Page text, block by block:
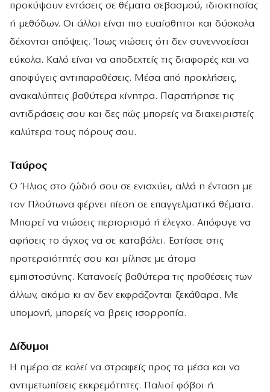
προκύψουν εντάσεις σε θέματα σεβασμού, ιδιοκτησίας
ή μεθόδων. Οι άλλοι είναι πιο ευαίσθητοι και δύσκολα
δέχονται απόψεις. Ίσως νιώσεις ότι δεν συνεννοείσαι
εύκολα. Καλό είναι να αποδεχτείς τις διαφορές και να
αποφύγεις αντιπαραθέσεις. Μέσα από προκλήσεις,
ανακαλύπτεις βαθύτερα κίνητρα. Παρατήρησε τις
αντιδράσεις σου και δες πώς μπορείς να διαχειριστείς
καλύτερα τους πόρους σου.
Ταύρος
Ο Ήλιος στο ζώδιό σου σε ενισχύει, αλλά η ένταση με
τον Πλούτωνα φέρνει πίεση σε επαγγελματικά θέματα.
Μπορεί να νιώσεις περιορισμό ή έλεγχο. Απόφυγε να
αφήσεις το άγχος να σε καταβάλει. Εστίασε στις
προτεραιότητές σου και μίλησε με άτομα
εμπιστοσύνης. Κατανοείς βαθύτερα τις προθέσεις των
άλλων, ακόμα κι αν δεν εκφράζονται ξεκάθαρα. Με
υπομονή, μπορείς να βρεις ισορροπία.
Δίδυμοι
Η ημέρα σε καλεί να στραφείς προς τα μέσα και να
αντιμετωπίσεις εκκρεμότητες. Παλιοί φόβοι ή